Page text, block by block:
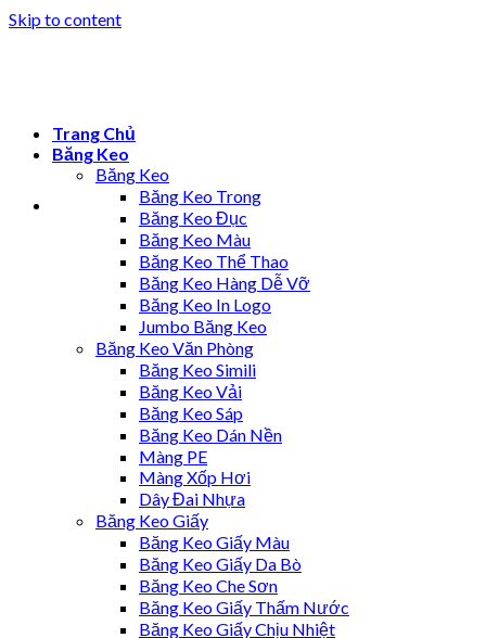
Skip to content
Trang Chủ
Băng Keo
Băng Keo
Băng Keo Trong
Băng Keo Đục
Băng Keo Màu
Băng Keo Thể Thao
Băng Keo Hàng Dễ Vỡ
Băng Keo In Logo
Jumbo Băng Keo
Băng Keo Văn Phòng
Băng Keo Simili
Băng Keo Vải
Băng Keo Sáp
Băng Keo Dán Nền
Màng PE
Màng Xốp Hơi
Dây Đai Nhựa
Băng Keo Giấy
Băng Keo Giấy Màu
Băng Keo Giấy Da Bò
Băng Keo Che Sơn
Băng Keo Giấy Thấm Nước
Băng Keo Giấy Chịu Nhiệt